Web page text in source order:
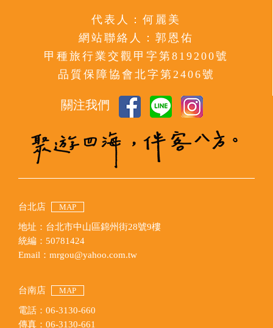
代表人：何麗美
網站聯絡人：郭恩佑
甲種旅行業交觀甲字第819200號
品質保障協會北字第2406號
關注我們
台北店 MAP
地址：台北市中山區錦州街28號9樓
統編：50781424
Email：mrgou@yahoo.com.tw
台南店 MAP
電話：06-3130-660
傳真：06-3130-661